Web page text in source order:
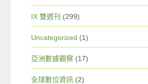
IX 雙週刊 (299)
Uncategorized (1)
亞洲數據觀察 (17)
全球數位資訊 (2)